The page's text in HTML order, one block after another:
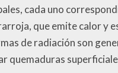
cada uno
que emite calor y
de radiación son
quemaduras